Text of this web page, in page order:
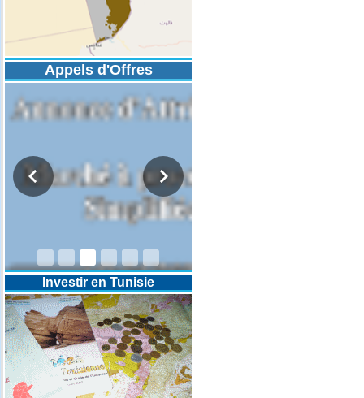
Appels d'Offres
DESIGNATION D’UN REVISEUR
EXERCICES 2025-2026-2027
Investir en Tunisie